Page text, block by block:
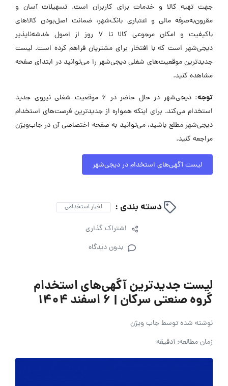
جهت تهیه کالا و خدمات برای کاربران است. تسهیلات آسان و
مقرون‌به‌صرفه مالی و اعتباری بانک‌شهر، ضمانت اصل‌بودن کالاهای
باکیفیت و امکان مرجوعی کالا تا ۷ روز از اصول خدشه‌ناپذیر
دیجی‌شهر است که با افتخار برای مشتریان فراهم کرده است. لیست
جدیدترین موقعیت‌های شغلی دیجی‌شهر را می‌توانید در ابتدای صفحه
مشاهده کنید.
توجه:
دیجی‌شهر در حال حاضر در ۶ موقعیت شغلی نیروی جدید
استخدام می‌کند. برای اینکه همواره از جدیدترین فرصت‌های استخدام
دیجی‌شهر مطلع باشید، می‌توانید به صفحه اختصاصی آن در جاب‌ویژن
مراجعه کنید.
لیست آگهی‌های استخدام در دیجی‌شهر
دسته بندی : اخبار استخدامی
اشتراک گذاری
بدون دیدگاه
لیست جدیدترین آگهی‌های استخدام
گروه صنعتی سرکان | ۶ اسفند ۱۴۰۴
نوشته شده توسطجاب ویژن
زمان مطالعه: 1دقیقه